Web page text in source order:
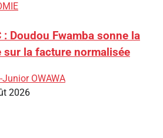
: Doudou Fwamba sonne la
la facture normalisée
OWAWA
2026